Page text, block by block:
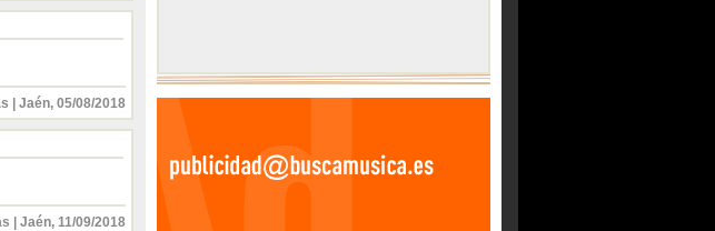
Jaén, 05/08/2018
Jaén, 11/09/2018